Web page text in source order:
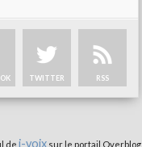
TWITTER RSS
de i-voixsur le portail Overblog